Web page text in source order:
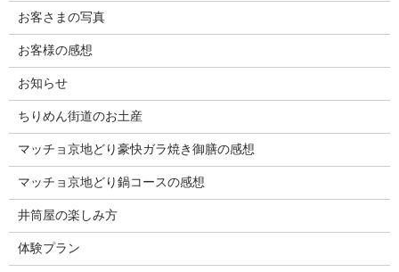
お客さまの写真
お客様の感想
お知らせ
ちりめん街道のお土産
マッチョ京地どり豪快ガラ焼き御膳の感想
マッチョ京地どり鍋コースの感想
井筒屋の楽しみ方
体験プラン